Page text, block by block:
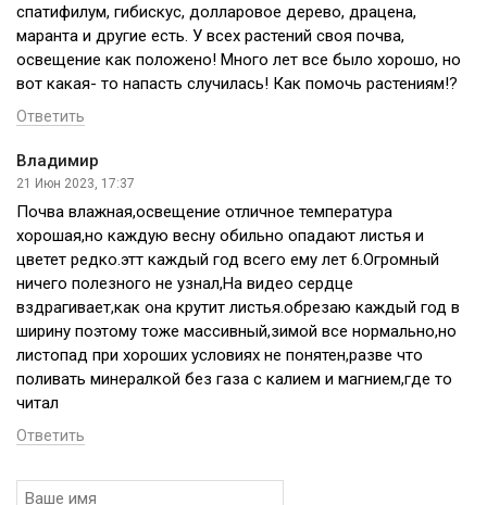
спатифилум, гибискус, долларовое дерево, драцена,
маранта и другие есть. У всех растений своя почва,
освещение как положено! Много лет все было хорошо, но
вот какая- то напасть случилась! Как помочь растениям!?
Ответить
Владимир
21 Июн 2023, 17:37
Почва влажная,освещение отличное температура
хорошая,но каждую весну обильно опадают листья и
цветет редко.этт каждый год всего ему лет 6.Огромный
ничего полезного не узнал,На видео сердце
вздрагивает,как она крутит листья.обрезаю каждый год в
ширину поэтому тоже массивный,зимой все нормально,но
листопад при хороших условиях не понятен,разве что
поливать минералкой без газа с калием и магнием,где то
читал
Ответить